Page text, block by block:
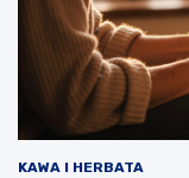
KAWA I HERBATA